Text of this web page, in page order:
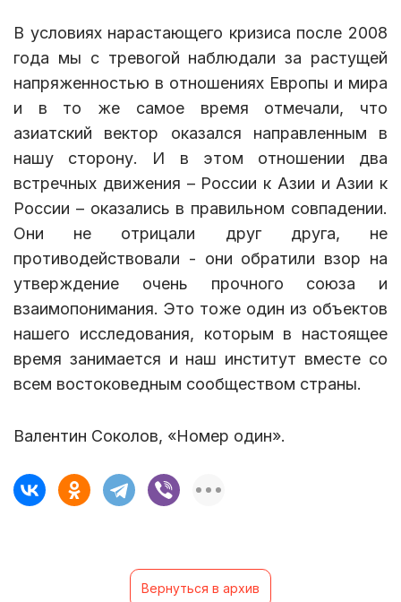
В условиях нарастающего кризиса после 2008
года мы с тревогой наблюдали за растущей
напряженностью в отношениях Европы и мира
и в то же самое время отмечали, что
азиатский вектор оказался направленным в
нашу сторону. И в этом отношении два
встречных движения – России к Азии и Азии к
России – оказались в правильном совпадении.
Они не отрицали друг друга, не
противодействовали - они обратили взор на
утверждение очень прочного союза и
взаимопонимания. Это тоже один из объектов
нашего исследования, которым в настоящее
время занимается и наш институт вместе со
всем востоковедным сообществом страны.
Валентин Соколов, «Номер один».
Вернуться в архив